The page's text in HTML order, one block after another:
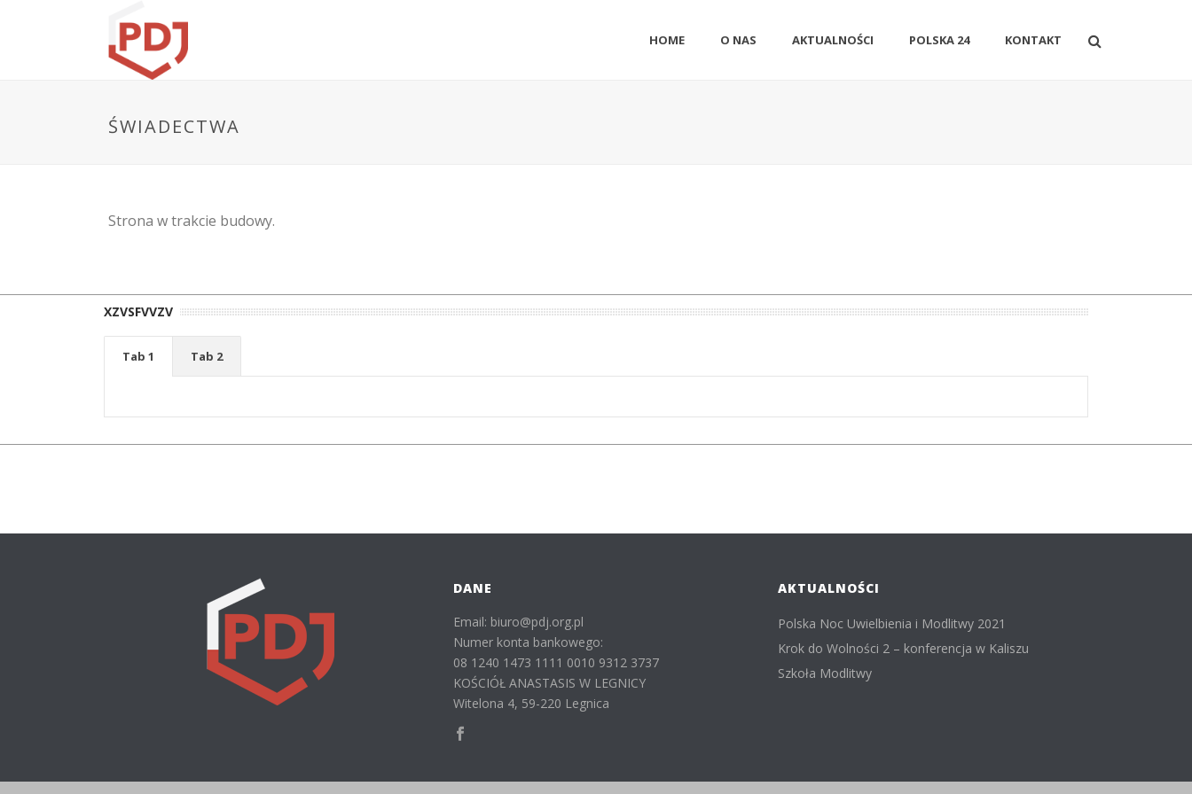
HOME O NAS AKTUALNOŚCI POLSKA 24 KONTAKT
ŚWIADECTWA
Strona w trakcie budowy.
XZVSFVVZV
Tab 1 Tab 2
DANE
Email: biuro@pdj.org.pl
Numer konta bankowego:
08 1240 1473 1111 0010 9312 3737
KOŚCIÓŁ ANASTASIS W LEGNICY
Witelona 4, 59-220 Legnica
AKTUALNOŚCI
Polska Noc Uwielbienia i Modlitwy 2021
Krok do Wolności 2 – konferencja w Kaliszu
Szkoła Modlitwy